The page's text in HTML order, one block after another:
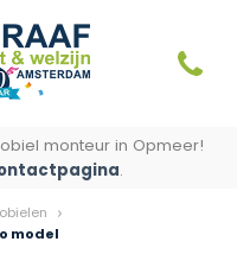
monteur in Opmeer!
.
model